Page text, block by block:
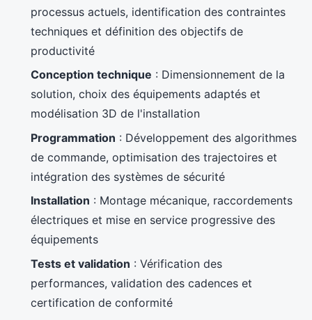
processus actuels, identification des contraintes
techniques et définition des objectifs de
productivité
Conception technique : Dimensionnement de la
solution, choix des équipements adaptés et
modélisation 3D de l'installation
Programmation : Développement des algorithmes
de commande, optimisation des trajectoires et
intégration des systèmes de sécurité
Installation : Montage mécanique, raccordements
électriques et mise en service progressive des
équipements
Tests et validation : Vérification des
performances, validation des cadences et
certification de conformité